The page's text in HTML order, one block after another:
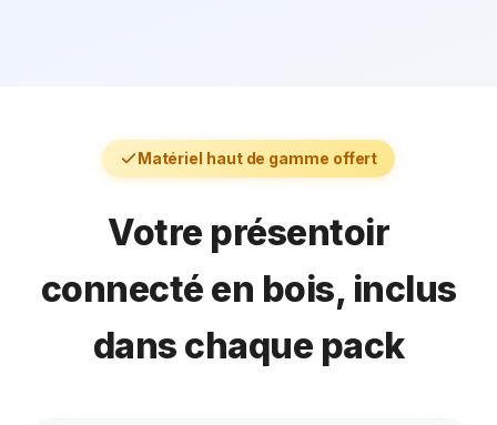
Matériel haut de gamme offert
Votre présentoir
connecté en bois, inclus
dans chaque pack